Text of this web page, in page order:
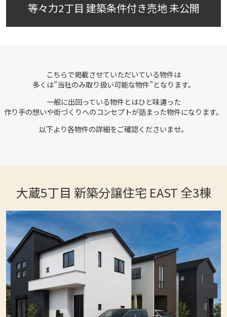
等々力2丁目 建築条件付き売地 未公開
こちらで掲載させていただいている物件は
多くは”当社のみ取り扱い可能な物件”となります。
一般に出回っている物件とはひと味違った
作り手の想いや街づくりへのコンセプトが詰まった物件になります。
以下より各物件の詳細をご確認くださいませ。
大蔵5丁目 新築分譲住宅 EAST 全3棟